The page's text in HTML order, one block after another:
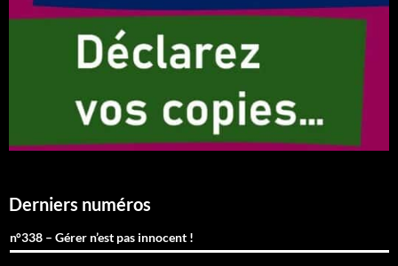
Derniers numéros
n°338 – Gérer n’est pas innocent !